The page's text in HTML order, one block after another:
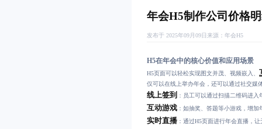
年会H5制作公司价格
发布于 2025年09月09日来源：年会H5
H5在年会中的核心价值和应用场景
H5页面可以轻松实现图文并茂、视频嵌入、
仅可以在线上举办年会，还可以通过社交媒
线上签到 ：员工可以通过扫描二维码进
互动游戏 ：如抽奖、答题等小游戏，增加
实时直播 ：通过H5页面进行年会直播，